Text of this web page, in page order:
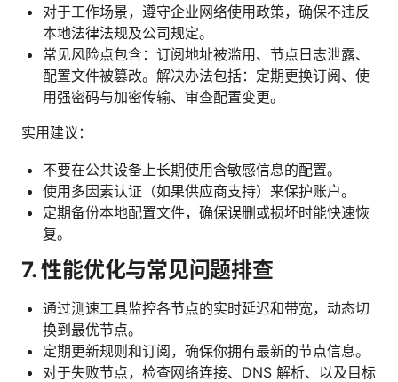
对于工作场景，遵守企业网络使用政策，确保不违反
本地法律法规及公司规定。
常见风险点包含：订阅地址被滥用、节点日志泄露、
配置文件被篡改。解决办法包括：定期更换订阅、使
用强密码与加密传输、审查配置变更。
实用建议：
不要在公共设备上长期使用含敏感信息的配置。
使用多因素认证（如果供应商支持）来保护账户。
定期备份本地配置文件，确保误删或损坏时能快速恢
复。
7. 性能优化与常见问题排查
通过测速工具监控各节点的实时延迟和带宽，动态切
换到最优节点。
定期更新规则和订阅，确保你拥有最新的节点信息。
对于失败节点，检查网络连接、DNS 解析、以及目标